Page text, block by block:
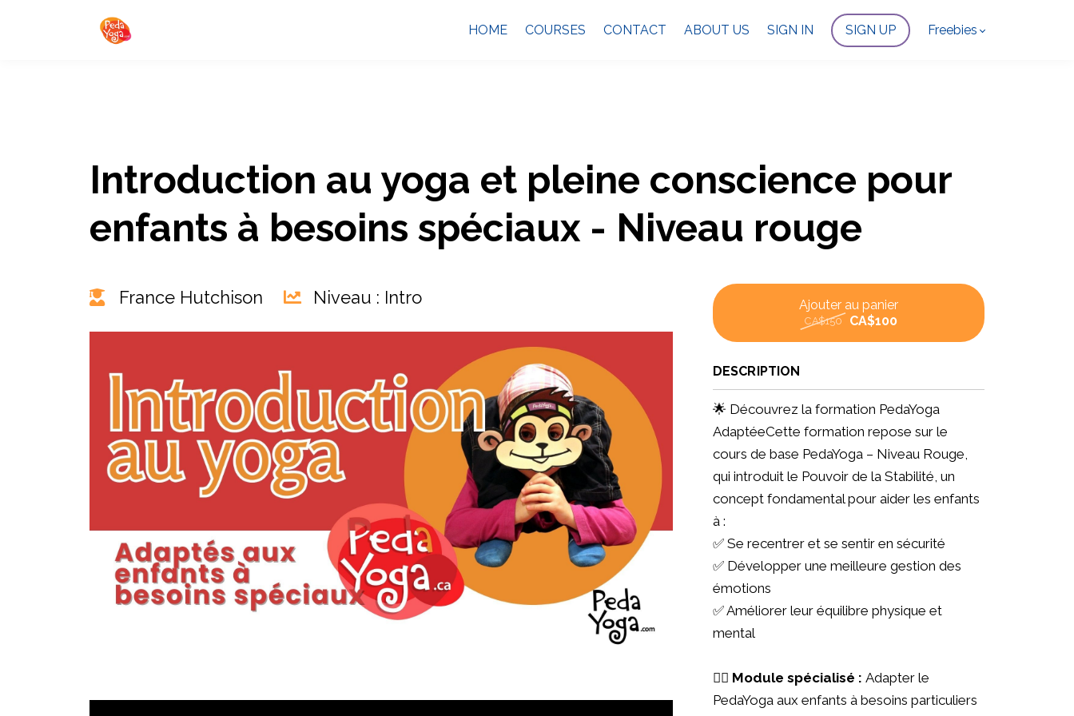
HOME COURSES CONTACT ABOUT US SIGN IN SIGN UP Freebies
Introduction au yoga et pleine conscience pour
enfants à besoins spéciaux - Niveau rouge
France Hutchison Niveau : Intro Ajouter au panier
CA$150 CA$100
DESCRIPTION
🌟 Découvrez la formation PedaYoga
AdaptéeCette formation repose sur le
cours de base PedaYoga – Niveau Rouge,
qui introduit le Pouvoir de la Stabilité, un
concept fondamental pour aider les enfants
à :
✅ Se recentrer et se sentir en sécurité
✅ Développer une meilleure gestion des
émotions
✅ Améliorer leur équilibre physique et
mental
🧘‍♂️ Module spécialisé : Adapter le
PedaYoga aux enfants à besoins particuliers